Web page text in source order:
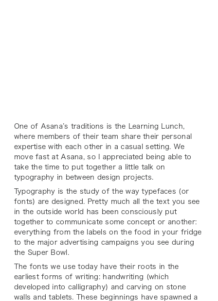
One of Asana’s traditions is the Learning Lunch,
where members of their team share their personal
expertise with each other in a casual setting. We
move fast at Asana, so I appreciated being able to
take the time to put together a little talk on
typography in between design projects.
Typography is the study of the way typefaces (or
fonts) are designed. Pretty much all the text you see
in the outside world has been consciously put
together to communicate some concept or another:
everything from the labels on the food in your fridge
to the major advertising campaigns you see during
the Super Bowl.
The fonts we use today have their roots in the
earliest forms of writing: handwriting (which
developed into calligraphy) and carving on stone
walls and tablets. These beginnings have spawned a